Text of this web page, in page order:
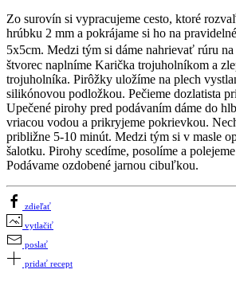
Zo surovín si vypracujeme cesto, ktoré
hrúbku 2 mm a pokrájame si ho na
5x5cm. Medzi tým si dáme nahrievať rúru
štvorec naplníme Karička trojuholníkom a
trojuholníka. Pirôžky uložíme na plech
silikónovou podložkou. Pečieme dozlatista
Upečené pirohy pred podávaním dáme do
vriacou vodou a prikryjeme pokrievkou.
približne 5-10 minút. Medzi tým si v masle
šalotku. Pirohy scedíme, posolíme a
Podávame ozdobené jarnou cibuľkou.
zdieľať
vytlačiť
poslať
pridať recept